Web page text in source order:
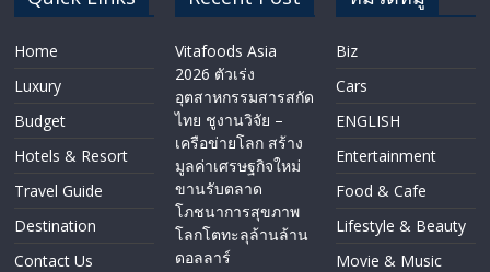
Home
Luxury
Budget
Hotels & Resort
Travel Guide
Destination
Contact Us
Vitafoods Asia
2026 ตัวเร่ง
อุตสาหกรรมสารสกัด
ไทย ชูงานวิจัย –
เครือข่ายโลก สร้าง
มูลค่าเศรษฐกิจใหม่
ขานรับตลาด
โภชนาการสุขภาพ
โลกโตทะลุล้านล้าน
ดอลลาร์
Biz
Cars
ENGLISH​
Entertainment
Food & Cafe
Lifestyle & Beauty
Movie & Music